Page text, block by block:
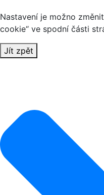
Nastavení je možno
cookie“ ve spodní části
Jít zpět